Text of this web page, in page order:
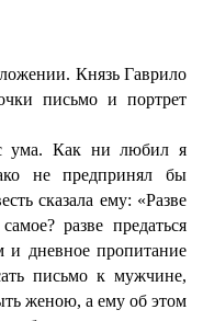
Князь Гаврило
письмо и портрет
ума. Как ни любил я
не предпринял бы
сказала ему: «Разве
разве предаться
и дневное пропитание
письмо к мужчине,
женою, а ему об этом